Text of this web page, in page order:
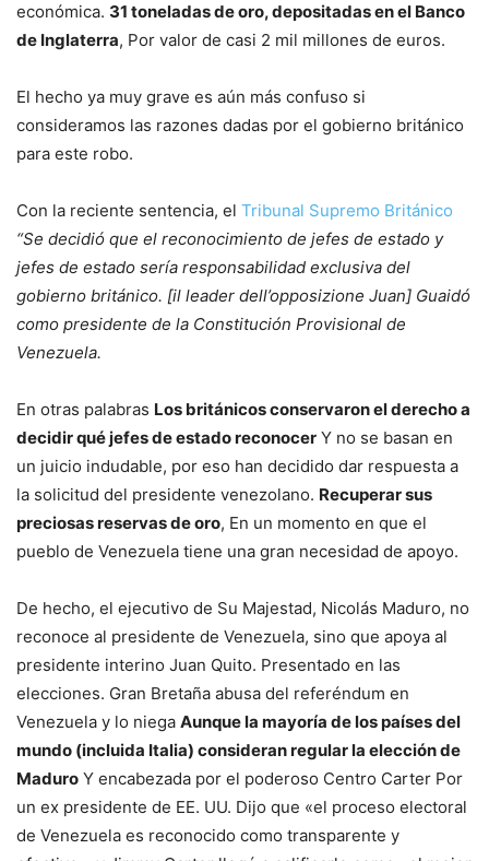
económica. 31 toneladas de oro, depositadas en el Banco
de Inglaterra, Por valor de casi 2 mil millones de euros.
El hecho ya muy grave es aún más confuso si
consideramos las razones dadas por el gobierno británico
para este robo.
Con la reciente sentencia, el Tribunal Supremo Británico
“Se decidió que el reconocimiento de jefes de estado y
jefes de estado sería responsabilidad exclusiva del
gobierno británico. [il leader dell’opposizione Juan] Guaidó
como presidente de la Constitución Provisional de
Venezuela.
En otras palabras Los británicos conservaron el derecho a
decidir qué jefes de estado reconocer Y no se basan en
un juicio indudable, por eso han decidido dar respuesta a
la solicitud del presidente venezolano. Recuperar sus
preciosas reservas de oro, En un momento en que el
pueblo de Venezuela tiene una gran necesidad de apoyo.
De hecho, el ejecutivo de Su Majestad, Nicolás Maduro, no
reconoce al presidente de Venezuela, sino que apoya al
presidente interino Juan Quito. Presentado en las
elecciones. Gran Bretaña abusa del referéndum en
Venezuela y lo niega Aunque la mayoría de los países del
mundo (incluida Italia) consideran regular la elección de
Maduro Y encabezada por el poderoso Centro Carter Por
un ex presidente de EE. UU. Dijo que «el proceso electoral
de Venezuela es reconocido como transparente y